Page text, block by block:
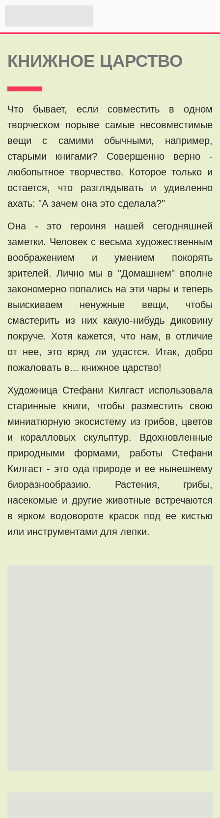
КНИЖНОЕ ЦАРСТВО
Что бывает, если совместить в одном
творческом порыве самые несовместимые
вещи с самими обычными, например,
старыми книгами? Совершенно верно -
любопытное творчество. Которое только и
остается, что разглядывать и удивленно
ахать: "А зачем она это сделала?"
Она - это героиня нашей сегодняшней
заметки. Человек с весьма художественным
воображением и умением покорять
зрителей. Лично мы в "Домашнем" вполне
закономерно попались на эти чары и теперь
выискиваем ненужные вещи, чтобы
смастерить из них какую-нибудь диковину
покруче. Хотя кажется, что нам, в отличие
от нее, это вряд ли удастся. Итак, добро
пожаловать в... книжное царство!
Художница Стефани Килгаст использовала
старинные книги, чтобы разместить свою
миниатюрную экосистему из грибов, цветов
и коралловых скульптур. Вдохновленные
природными формами, работы Стефани
Килгаст - это ода природе и ее нынешнему
биоразнообразию. Растения, грибы,
насекомые и другие животные встречаются
в ярком водовороте красок под ее кистью
или инструментами для лепки.